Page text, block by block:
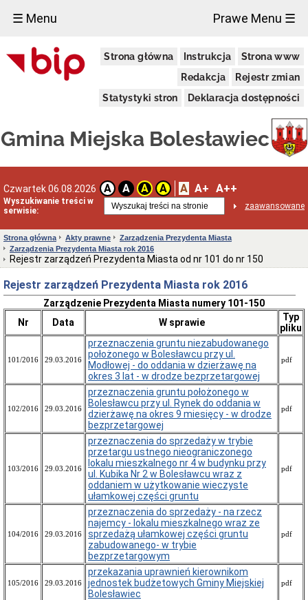
☰ Menu Prawe Menu ☰
Strona główna Instrukcja
Strona www
Redakcja
Rejestr zmian
Statystyki stron
Deklaracja dostępności
Gmina Miejska Bolesławiec
Czwartek 06.08.2026 A A A A A A+ A++
Wyszukiwanie treści w
serwisie:
zaawansowane
Urząd
Miasta
Informacje
Kierownictwo
Urzędu
i
samodzielne
Statut
Miasta
Bolesławiec
Regulamin
Organizacyjny
Urzędu
Miasta
Bolesławiec
Regulaminy
Urzędu
9001:2015-
Miasta
Projekty
Rady
Strona główna Akty prawne
Zarządzenia Prezydenta Miasta
Zarządzenia Prezydenta Miasta rok 2016
Rejestr zarządzeń Prezydenta Miasta od nr 101 do nr 150
Rejestr zarządzeń Prezydenta Miasta rok 2016
Zarządzenie Prezydenta Miasta numery 101-150
Nr
Data W sprawie
Typ
pliku
101/2016 29.03.2016
przeznaczenia gruntu niezabudowanego
położonego w Bolesławcu przy ul.
Modłowej - do oddania w dzierżawę na
okres 3 lat - w drodze bezprzetargowej
pdf
102/2016 29.03.2016
przeznaczenia gruntu położonego w
Bolesławcu przy ul. Rynek do oddania w
dzierżawę na okres 9 miesięcy - w drodze
bezprzetargowej
pdf
103/2016 29.03.2016
przeznaczenia do sprzedaży w trybie
przetargu ustnego nieograniczonego
lokalu mieszkalnego nr 4 w budynku przy
ul. Kubika Nr 2 w Bolesławcu wraz z
oddaniem w użytkowanie wieczyste
ułamkowej części gruntu
pdf
104/2016 29.03.2016
przeznaczenia do sprzedaży - na rzecz
najemcy - lokalu mieszkalnego wraz ze
sprzedażą ułamkowej części gruntu
zabudowanego- w trybie
bezprzetargowym
pdf
105/2016 29.03.2016
przekazania uprawnień kierownikom
jednostek budżetowych Gminy Miejskiej
Bolesławiec
pdf
×